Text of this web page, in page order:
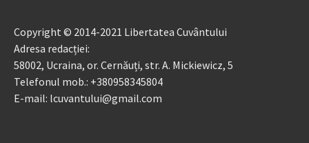
Copyright © 2014-2021 Libertatea Cuvântului
Adresa redacției:
58002, Ucraina, or. Cernăuți, str. A. Mickiewicz, 5
Telefonul mob.: +380958345804
E-mail: lcuvantului@gmail.com